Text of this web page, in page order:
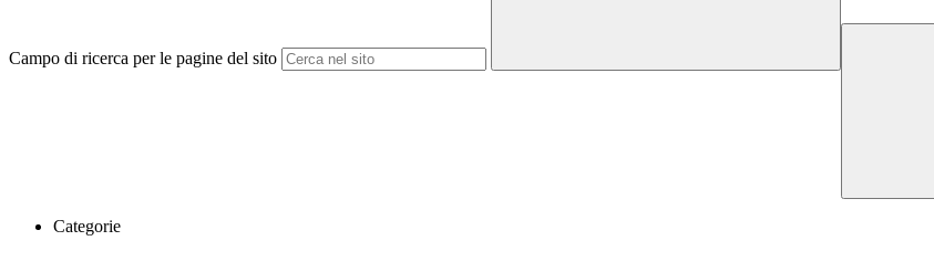
Campo di ricerca per le pagine del sito
Categorie